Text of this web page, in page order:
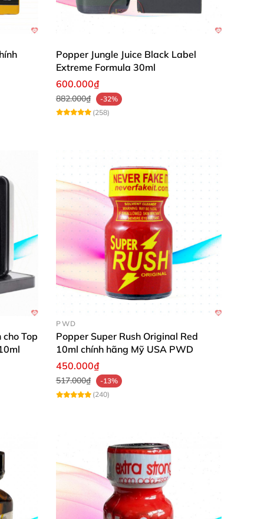
Popper Jungle Juice Black Label
Extreme Formula 30ml
600.000₫
882.000₫
-32%
(258)
Top
PWD
Popper Super Rush Original Red
10ml chính hãng Mỹ USA PWD
450.000₫
517.000₫
-13%
(240)